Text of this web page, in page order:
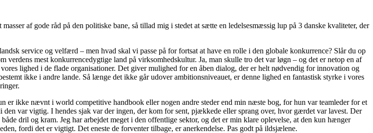
af gode råd på den politiske bane, så tillad mig i stedet at sætte en ledelsesmæssig lup på 3 danske kvaliteter, der
service og velfærd – men hvad skal vi passe på for fortsat at have en rolle i den globale konkurrence? Slår du op
mest konkurrencedygtige land på virksomhedskultur. Ja, man skulle tro det var løgn – og det er netop en af
vores lighed i de flade organisationer. Det giver mulighed for en åben dialog, der er helt nødvendig for innovation og
ikke i andre lande. Så længe det ikke går udover ambitionsniveauet, er denne lighed en fantastisk styrke i vores
er ikke nævnt i world competitive handbook eller nogen andre steder end min næste bog, for hun var teamleder for et
var vigtig. I hendes sjak var der ingen, der kom for sent, pjækkede eller sprang over, hvor gærdet var lavest. Der
dril og kram. Jeg har arbejdet meget i den offentlige sektor, og det er min klare oplevelse, at den kun hænger
fordi det er vigtigt. Det eneste de forventer tilbage, er anerkendelse. Pas godt på ildsjælene.